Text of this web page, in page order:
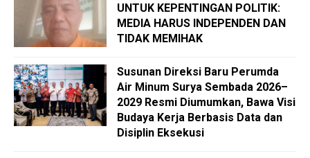
UNTUK KEPENTINGAN POLITIK:
MEDIA HARUS INDEPENDEN DAN
TIDAK MEMIHAK
Susunan Direksi Baru Perumda
Air Minum Surya Sembada 2026–
2029 Resmi Diumumkan, Bawa Visi
Budaya Kerja Berbasis Data dan
Disiplin Eksekusi